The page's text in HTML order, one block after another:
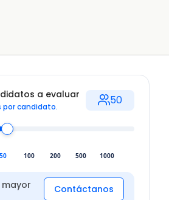
a evaluar
por candidato. 50
50 100 200 500 1000
mayor Contáctanos